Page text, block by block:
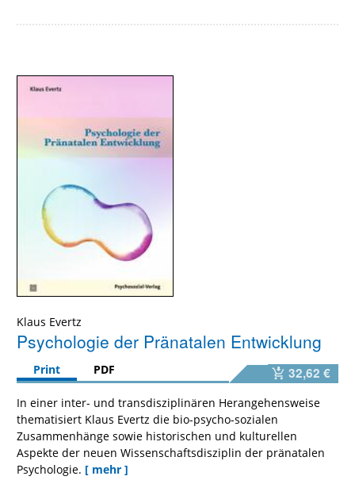
Klaus Evertz
Psychologie der Pränatalen Entwicklung
Print PDF 32,62 €
In einer inter- und transdisziplinären Herangehensweise
thematisiert Klaus Evertz die bio-psycho-sozialen
Zusammenhänge sowie historischen und kulturellen
Aspekte der neuen Wissenschaftsdisziplin der pränatalen
Psychologie. [ mehr ]